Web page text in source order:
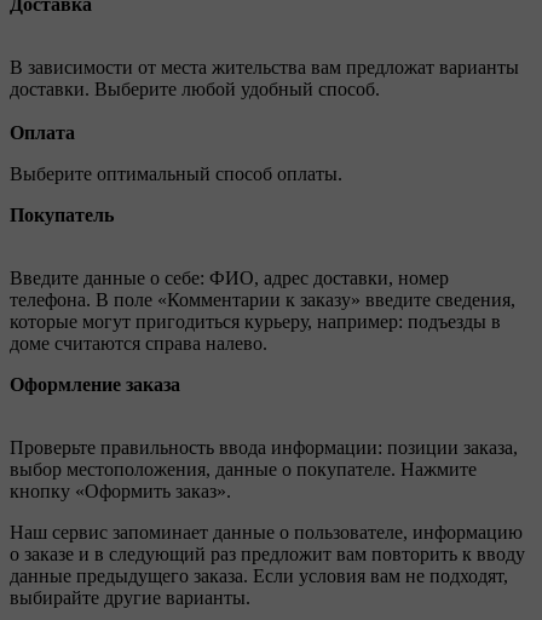
В зависимости от места жительства вам предложат варианты
доставки. Выберите любой удобный способ.
Оплата
Выберите оптимальный способ оплаты.
Покупатель
Введите данные о себе: ФИО, адрес доставки, номер
телефона. В поле «Комментарии к заказу» введите сведения,
которые могут пригодиться курьеру, например: подъезды в
доме считаются справа налево.
Оформление заказа
Проверьте правильность ввода информации: позиции заказа,
выбор местоположения, данные о покупателе. Нажмите
кнопку «Оформить заказ».
Наш сервис запоминает данные о пользователе, информацию
о заказе и в следующий раз предложит вам повторить к вводу
данные предыдущего заказа. Если условия вам не подходят,
выбирайте другие варианты.